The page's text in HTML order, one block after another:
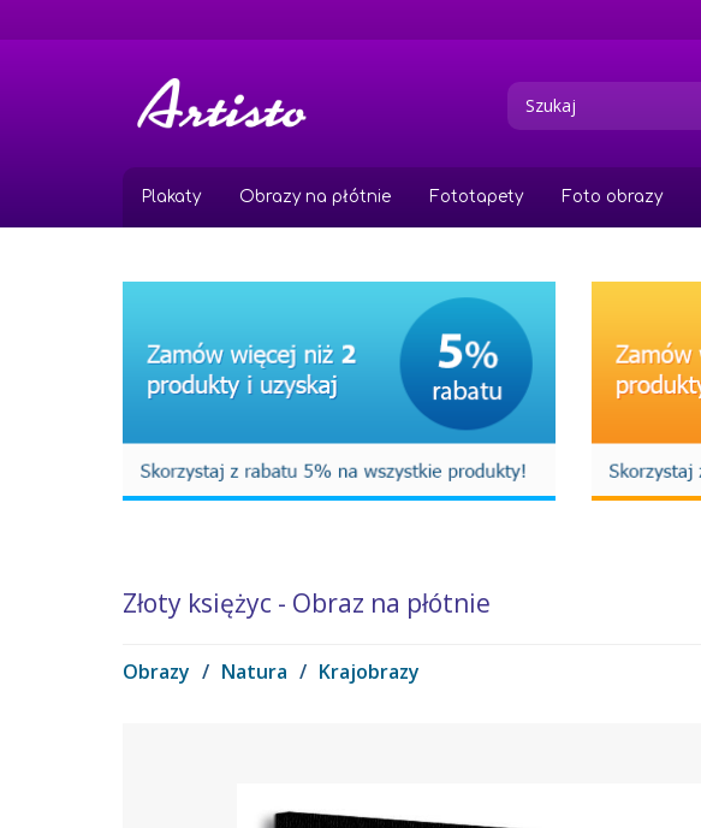
do
Plakaty Obrazy na płótnie Fototapety Foto obrazy
Złoty księżyc - Obraz na płótnie
Obrazy / Natura / Krajobrazy